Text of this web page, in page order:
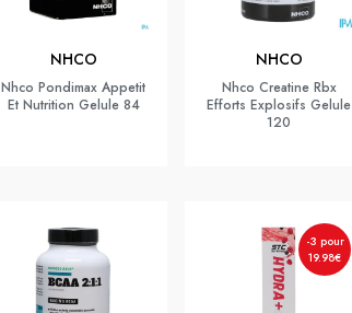
NHCO
Nhco Pondimax Appetit
Et Nutrition Gelule 84
NHCO
Nhco Creatine Rbx
Efforts Explosifs Gelule
120
-3 pour
19.98€